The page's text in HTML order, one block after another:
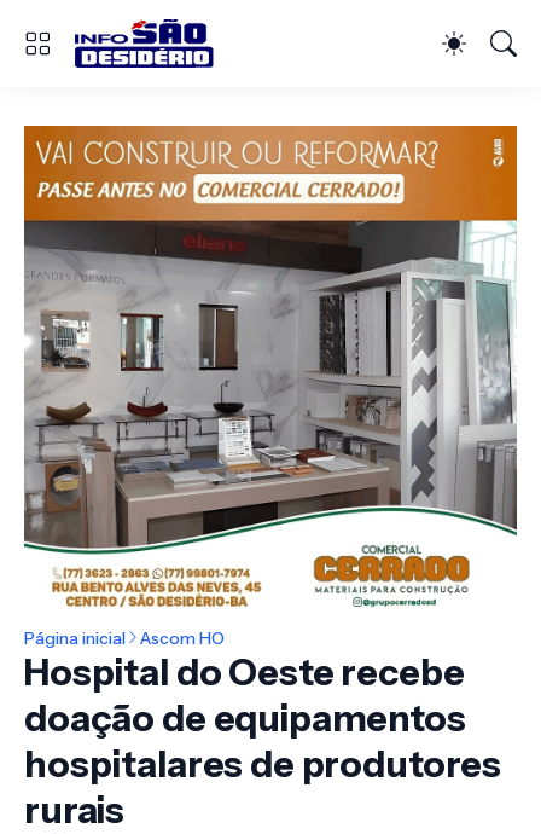
Página inicial Ascom HO
Hospital do Oeste recebe
doação de equipamentos
hospitalares de produtores
rurais